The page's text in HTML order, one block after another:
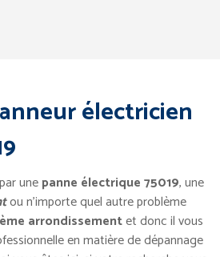
électricien
unepanne électrique 75019, une
ou n’importe quel autre problème
arrondissementet donc il vous
en matière de dépannage